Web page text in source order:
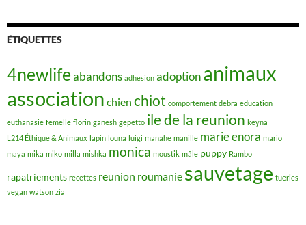
ÉTIQUETTES
4newlifeabandons adhesion adoptionanimaux
association chien chiot comportement debra education
euthanasie femelle florin ganesh gepetto ile de la reunion keyna
L214 Éthique & Animaux lapin louna luigi manahe manille marie enora mario
maya mika miko milla mishka monica moustik mâle puppy Rambo
rapatriements recettes reunion roumanie sauvetage tueries
vegan watson zia